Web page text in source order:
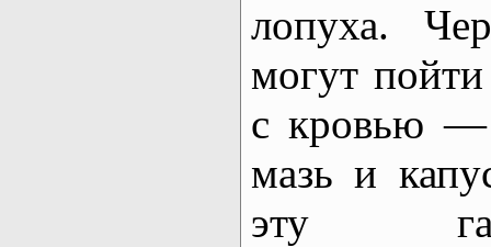
лопуха.
могут
с кровью —
мазь и
эту